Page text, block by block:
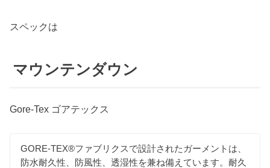
スペックは
マウンテンダウン
Gore-Tex ゴアテックス
GORE-TEX®ファブリクスで設計されたガーメントは、
防水耐久性、防風性、透湿性を兼ね備えています。耐久